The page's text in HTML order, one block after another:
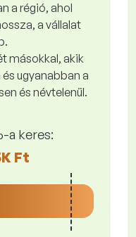
a régió, ahol
a vállalat
másokkal, akik
ugyanabban a
és névtelenül.
a keres:
Ft